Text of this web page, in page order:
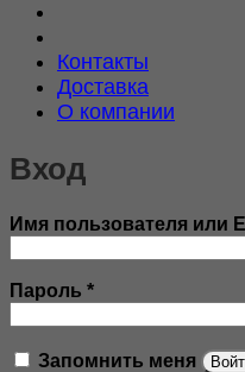
Контакты
Доставка
О компании
Вход
Имя пользователя или
Пароль *Обязательно
Запомнить меня